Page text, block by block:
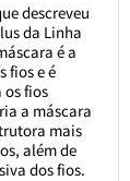
descreveu
da Linha
é a
fios e é
os fios
a máscara
mais
além de
dos fios.